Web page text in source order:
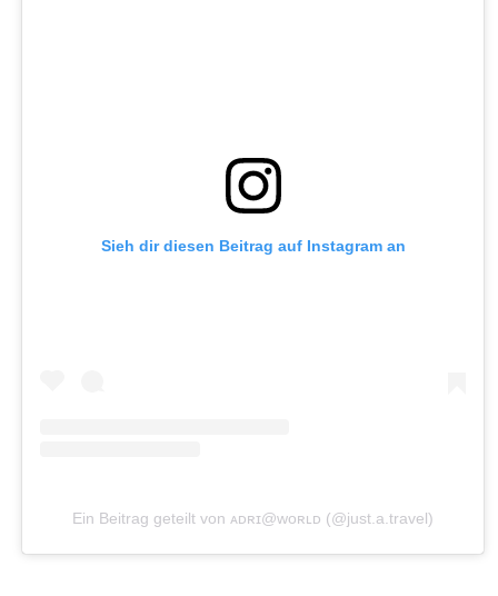
Sieh dir diesen Beitrag auf Instagram an
Ein Beitrag geteilt von ᴀᴅʀɪ@ᴡᴏʀʟᴅ (@just.a.travel)